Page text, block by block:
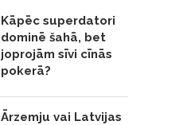
Kāpēc superdatori
dominē šahā, bet
joprojām sīvi cīnās
pokerā?
Ārzemju vai Latvijas